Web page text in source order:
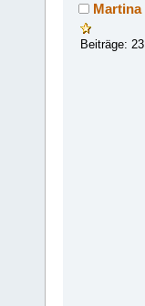
Martina
Beiträge: 23